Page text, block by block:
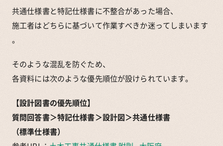
共通仕様書と特記仕様書に不整合があった場合、
施工者はどちらに基づいて作業すべきか迷ってしまいます
。
そのような混乱を防ぐため、
各資料には次のような優先順位が設けられています。
【設計図書の優先順位】
質問回答書＞特記仕様書＞設計図＞共通仕様書
（標準仕様書）